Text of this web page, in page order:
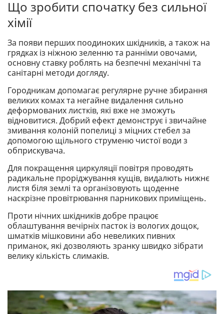
Що зробити спочатку без сильної
хімії
За появи перших поодиноких шкідників, а також на
грядках із ніжною зеленню та ранніми овочами,
основну ставку роблять на безпечні механічні та
санітарні методи догляду.
Городникам допомагає регулярне ручне збирання
великих комах та негайне видалення сильно
деформованих листків, які вже не зможуть
відновитися. Добрий ефект демонструє і звичайне
змивання колоній попелиці з міцних стебел за
допомогою щільного струменю чистої води з
обприскувача.
Для покращення циркуляції повітря проводять
радикальне проріджування кущів, видалють нижнє
листя біля землі та організовують щоденне
наскрізне провітрювання парникових приміщень.
Проти нічних шкідників добре працює
облаштування вечірніх пасток із вологих дощок,
шматків мішковини або невеликих пивних
приманок, які дозволяють зранку швидко зібрати
велику кількість слимаків.